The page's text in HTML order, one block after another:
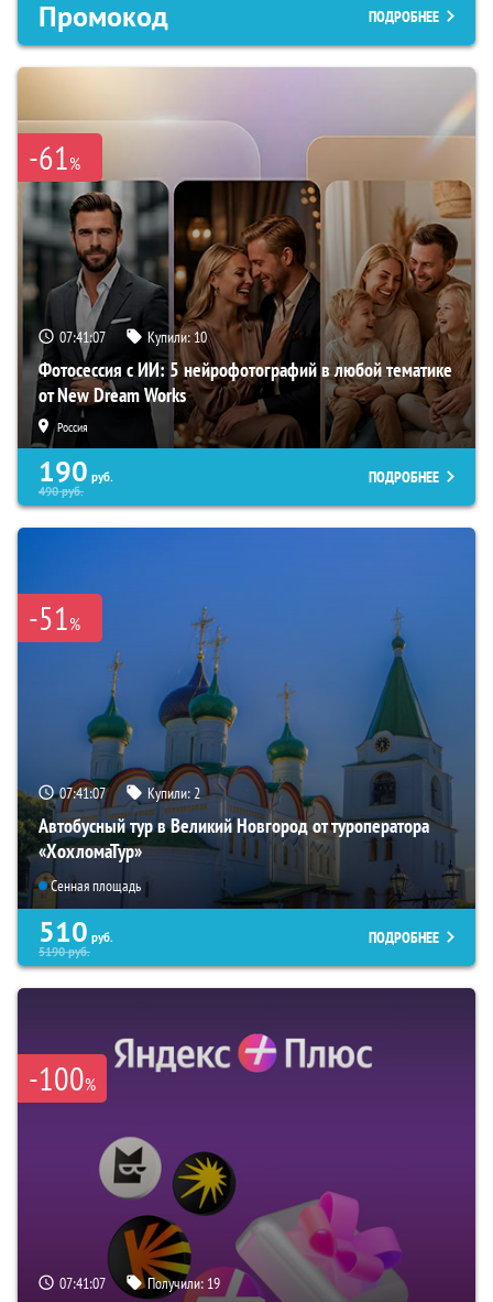
Промокод ПОДРОБНЕЕ
-61%
07:41:06 Купили:10
Фотосессия с ИИ: 5 нейрофотографий в любой тематике
от New Dream Works
Россия
190 руб.
490руб.
ПОДРОБНЕЕ
-51%
07:41:06 Купили:2
Автобусный тур в Великий Новгород от туроператора
«ХохломаТур»
Сенная площадь
510 руб.
5190руб.
ПОДРОБНЕЕ
-100%
07:41:06 Получили: 19